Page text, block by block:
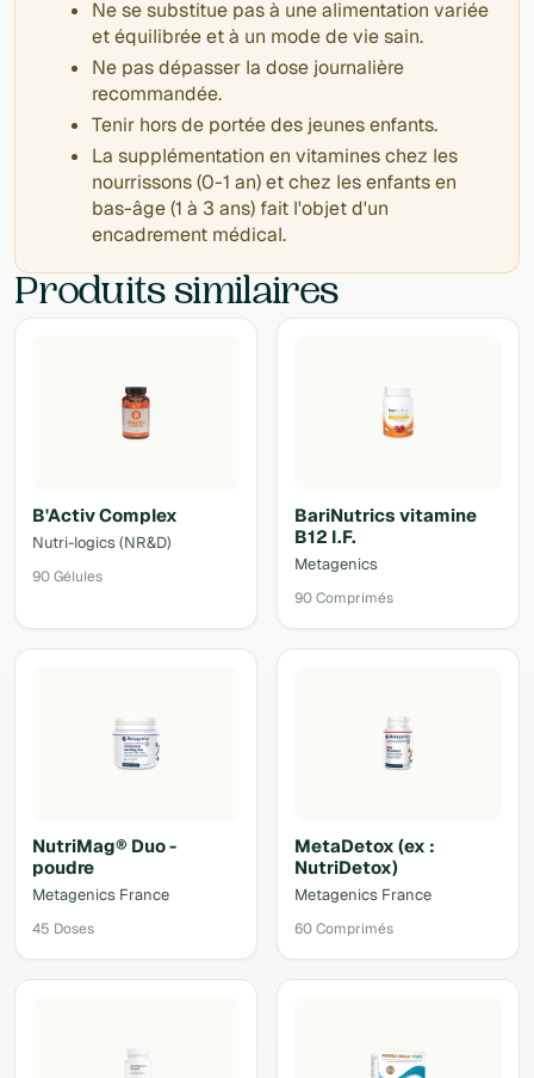
Ne se substitue pas à une alimentation variée
et équilibrée et à un mode de vie sain.
Ne pas dépasser la dose journalière
recommandée.
Tenir hors de portée des jeunes enfants.
La supplémentation en vitamines chez les
nourrissons (0-1 an) et chez les enfants en
bas-âge (1 à 3 ans) fait l'objet d'un
encadrement médical.
Produits similaires
B'Activ Complex
Nutri-logics (NR&D)
90 Gélules
BariNutrics vitamine
B12 I.F.
Metagenics
90 Comprimés
NutriMag® Duo -
poudre
Metagenics France
45 Doses
MetaDetox (ex :
NutriDetox)
Metagenics France
60 Comprimés